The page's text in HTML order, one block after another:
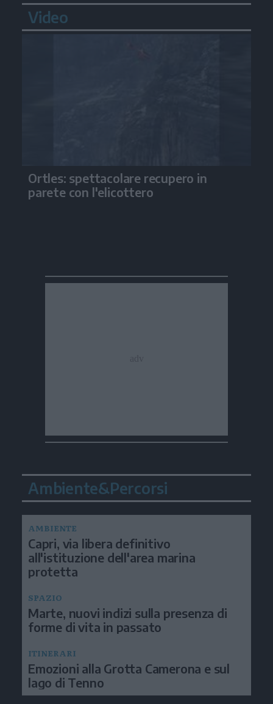
Video
Ortles: spettacolare recupero in
parete con l'elicottero
Ambiente&Percorsi
AMBIENTE
Capri, via libera definitivo
all'istituzione dell'area marina
protetta
SPAZIO
Marte, nuovi indizi sulla presenza di
forme di vita in passato
ITINERARI
Emozioni alla Grotta Camerona e sul
lago di Tenno